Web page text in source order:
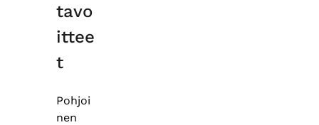
tavo
ittee
t
Pohjoi
nen